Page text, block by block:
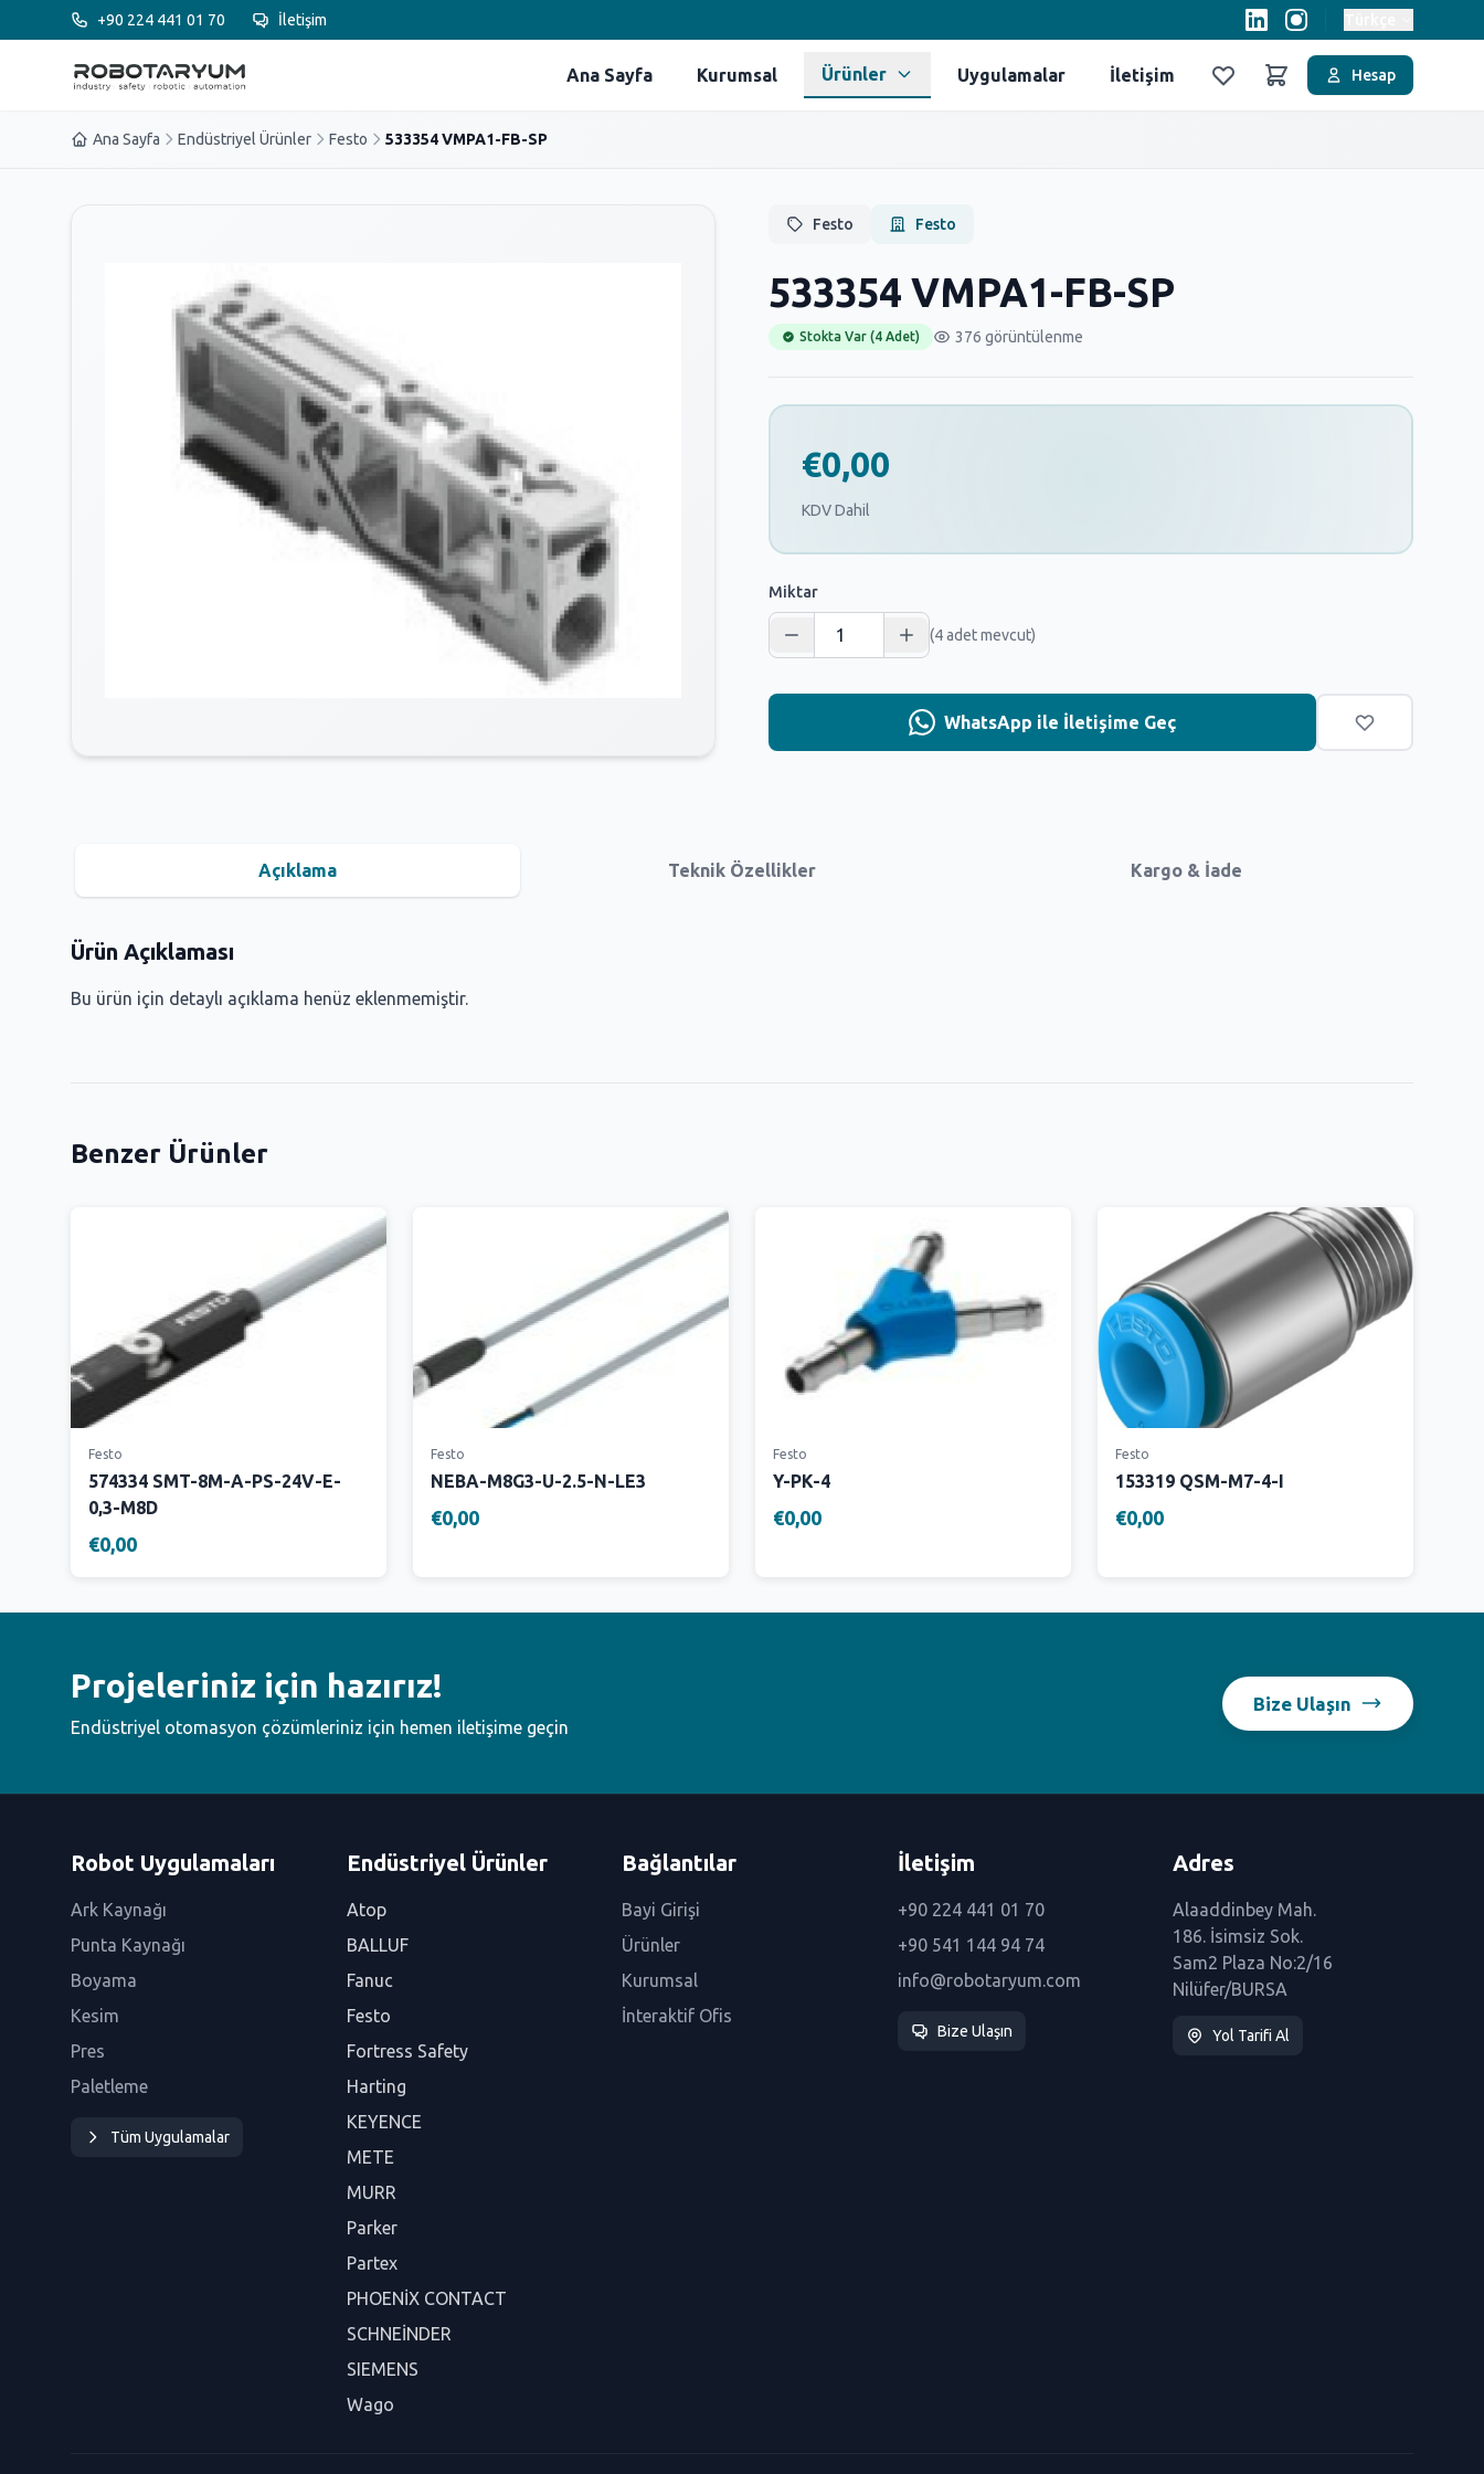
Ana içeriğe geç+90 224 441 01 70 İletişim
Ana Sayfa Kurumsal Ürünler Uygulamalar İletişim
FavorilerSepet
Hesap
Ana Sayfa Endüstriyel Ürünler Festo 533354 VMPA1-FB-SP
Festo Festo
533354 VMPA1-FB-SP
Stokta Var (4 Adet) 376 görüntülenme
€0,00
KDV Dahil
Miktar
(4 adet mevcut)
WhatsApp ile İletişime Geç
Açıklama Teknik Özellikler Kargo & İade
Ürün Açıklaması
Bu ürün için detaylı açıklama henüz eklenmemiştir.
Benzer Ürünler
Festo
574334 SMT-8M-A-PS-24V-E-
0,3-M8D
€0,00
Festo
NEBA-M8G3-U-2.5-N-LE3
€0,00
Festo
Y-PK-4
€0,00
Festo
153319 QSM-M7-4-I
€0,00
Projeleriniz için hazırız!
Endüstriyel otomasyon çözümleriniz için hemen iletişime geçin
Bize Ulaşın
Robot Uygulamaları
Ark Kaynağı
Punta Kaynağı
Boyama
Kesim
Pres
Paletleme
Tüm Uygulamalar
Endüstriyel Ürünler
Atop
BALLUF
Fanuc
Festo
Fortress Safety
Harting
KEYENCE
METE
MURR
Parker
Partex
PHOENİX CONTACT
SCHNEİNDER
SIEMENS
Wago
Bağlantılar
Bayi Girişi
Ürünler
Kurumsal
İnteraktif Ofis
İletişim
+90 224 441 01 70
+90 541 144 94 74
info@robotaryum.com
Bize Ulaşın
Adres
Alaaddinbey Mah.
186. İsimsiz Sok.
Sam2 Plaza No:2/16
Nilüfer/BURSA
Yol Tarifi Al